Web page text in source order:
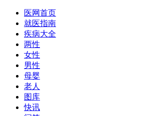
医网首页
就医指南
疾病大全
两性
女性
男性
母婴
老人
图库
快讯